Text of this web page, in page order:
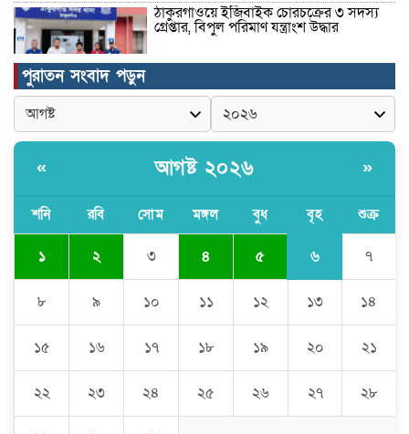
ঠাকুরগাঁওয়ে ইজিবাইক চোরচক্রের ৩ সদস্য
গ্রেপ্তার, বিপুল পরিমাণ যন্ত্রাংশ উদ্ধার ‎
মুন্সীগঞ্জের টংগীবাড়ীতে ৭ ফুট ৬ ইঞ্চি উচ্চতার
গাঁজা গাছের পরিচর্যাকারী গ্রেপ্তার।
ঘণ্টার পর ঘণ্টা বিদ্যুৎহীন মৌলভীবাজার:
বিশ্বনাথে ‘প্রবাসী ওয়েলফেয়ার
এসোসিয়েশন’র পক্ষ থেকে নগদ অর্থ বিতরণ
মন্ত্রীর নাম ভাঙিয়ে তদবির বাণিজ্য মোংলায়
পুরাতন সংবাদ পড়ুন
« আগষ্ট ২০২৬ »
শনি রবি সোম মঙ্গল বুধ বৃহ শুক্র
১ ২ ৩ ৪ ৫ ৬ ৭
৮ ৯ ১০ ১১ ১২ ১৩ ১৪
১৫ ১৬ ১৭ ১৮ ১৯ ২০ ২১
২২ ২৩ ২৪ ২৫ ২৬ ২৭ ২৮